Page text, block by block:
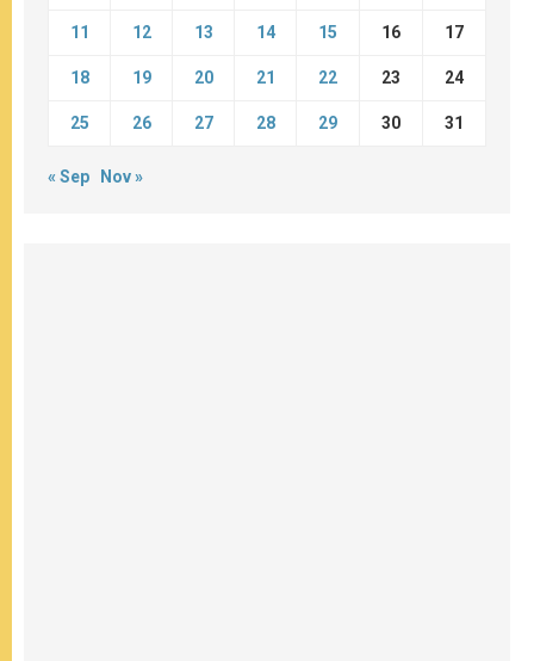
11 12 13 14 15 16 17
18 19 20 21 22 23 24
25 26 27 28 29 30 31
« Sep Nov »